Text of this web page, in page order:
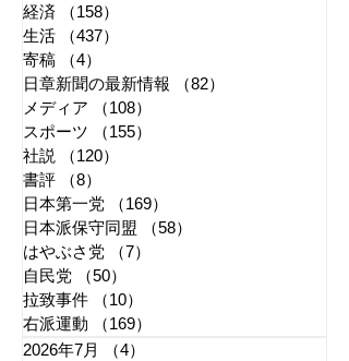
経済
（158）
生活
（437）
寄稿
（4）
日章新聞の最新情報
（82）
メディア
（108）
スポーツ
（155）
社説
（120）
書評
（8）
日本第一党
（169）
日本派保守同盟
（58）
はやぶさ党
（7）
自民党
（50）
拉致事件
（10）
右派運動
（169）
2026年7月
（4）